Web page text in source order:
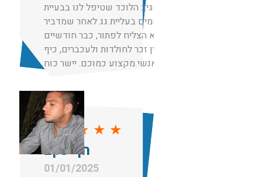
תודה לשגיב הלוכד שטיפל לנו בבעיית
מכרסמים בעליית גג לאחר שמדביר
אחר לא הצליח לפתור, כבר חודשיים
אחרי אין זכר לחולדות ולעכברים, כיף
שיש אנשי מקצוע כמוכם. יישר כוח
★★★ ★ ★
חן יעקב
01/01/2025